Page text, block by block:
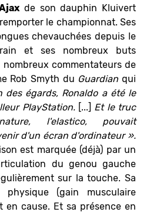
de son dauphin Kluivert
le championnat. Ses
chevauchées depuis le
et ses nombreux buts
nombreux commentateurs de
Rob Smyth du Guardian qui
des égards, Ronaldo a été le
PlayStation. [...] Et le truc
l'elastico, pouvait
d'un écran d'ordinateur ».
est marquée (déjà) par un
du genou gauche
sur la touche. Sa
physique (gain musculaire
en cause. Et sa présence en